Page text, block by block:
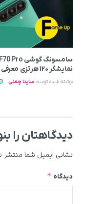
نمایشگر ۱۲۰ هرتزی معرفی کرد
نوشته شده توسط ساینا چمنی
دیدگاهتان را
نشانی ایمیل شما منتشر
دیدگاه *